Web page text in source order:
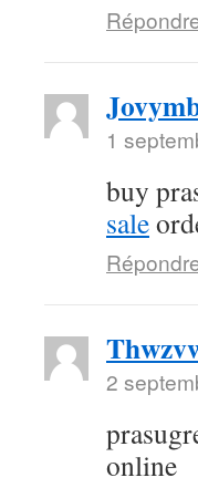
1
buy
sale
2
online